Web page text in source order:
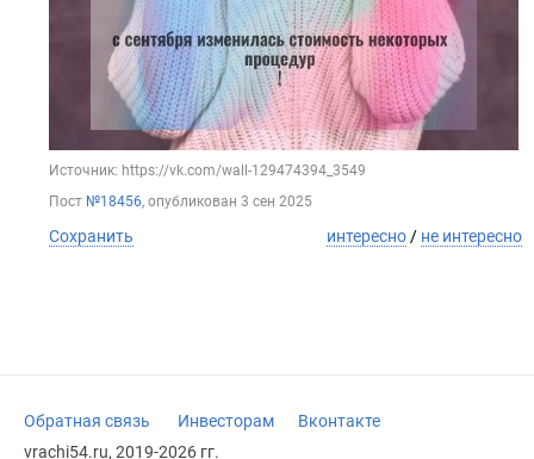
Источник: https://vk.com/wall-129474394_3549
Пост №18456, опубликован 3 сен 2025
Сохранить интересно / не интересно
Обратная связь Инвесторам
Вконтакте
vrachi54.ru, 2019-2026 гг.